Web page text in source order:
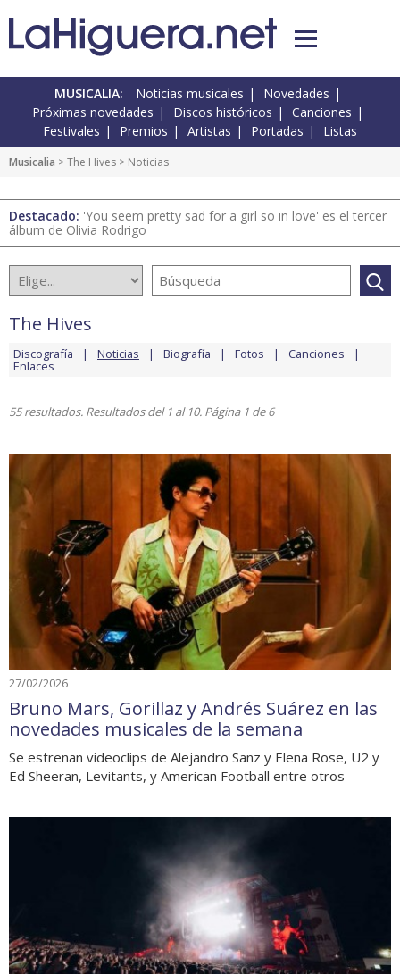
MUSICALIA: Noticias musicales
Novedades
Próximas novedades
Discos históricos
Canciones
Festivales
Premios Artistas Portadas Listas
Musicalia >The Hives > Noticias
Destacado: 'You seem pretty sad for a girl so in love' es el tercer
álbum de Olivia Rodrigo
The Hives
Discografía Noticias Biografía Fotos Canciones
Enlaces
55 resultados. Resultados del 1 al 10. Página 1 de 6
27/02/2026
Bruno Mars, Gorillaz y Andrés Suárez en las
novedades musicales de la semana
Se estrenan videoclips de Alejandro Sanz y Elena Rose, U2 y
Ed Sheeran, Levitants, y American Football entre otros